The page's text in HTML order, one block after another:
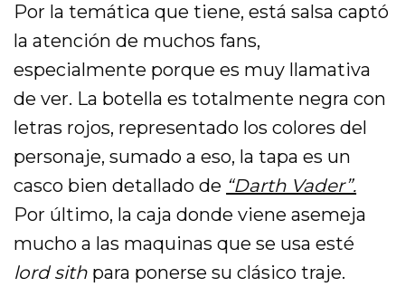
Por la temática que tiene, está salsa captó
la atención de muchos fans,
especialmente porque es muy llamativa
de ver. La botella es totalmente negra con
letras rojos, representado los colores del
personaje, sumado a eso, la tapa es un
casco bien detallado de “Darth Vader”.
Por último, la caja donde viene asemeja
mucho a las maquinas que se usa esté
lord sith para ponerse su clásico traje.